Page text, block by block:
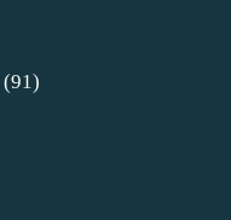
(91)